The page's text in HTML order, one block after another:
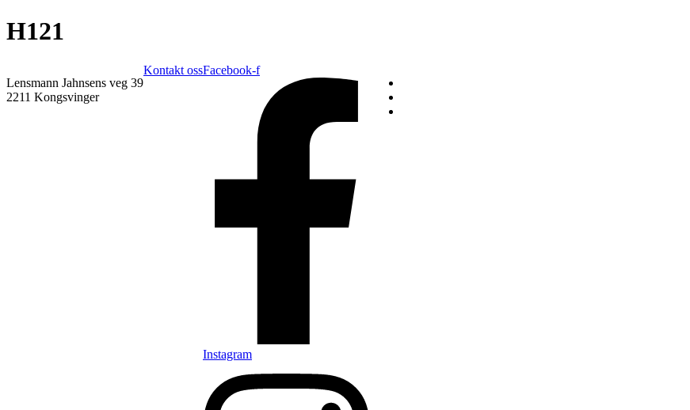
H121
Lensmann Jahnsens veg 39
2211 Kongsvinger
Kontakt ossFacebook-f
Instagram